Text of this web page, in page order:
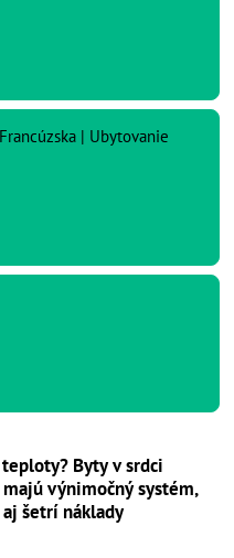
| Ubytovanie
Byty v srdci
výnimočný systém,
šetrí náklady